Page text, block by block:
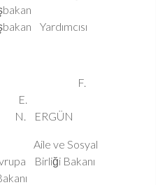
Yardımcısı
F.
ve Sosyal
Birliği Bakanı